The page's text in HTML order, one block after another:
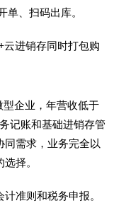
单、扫码出库。
云进销存同时打包购
企业，年营收低于
记账和基础进销存管
同需求，业务完全以
择。
准则和税务申报。